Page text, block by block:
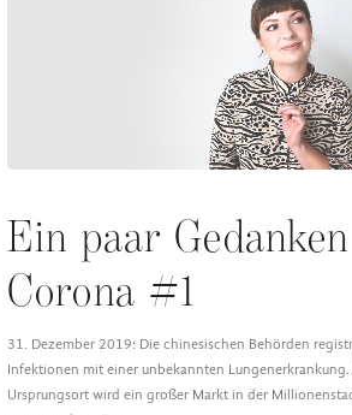
Ein paar
Corona #1
31. Dezember 2019: Die chinesischen Behörden
Infektionen mit einer unbekannten Lungenerkrankung.
Ursprungsort wird ein großer Markt in der